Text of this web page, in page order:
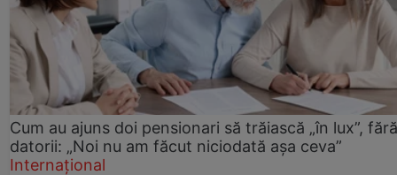
Cum au ajuns doi pensionari să trăiască „în lux”, fără
datorii: „Noi nu am făcut niciodată așa ceva”
Internațional